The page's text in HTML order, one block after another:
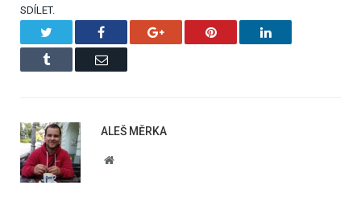
SDÍLET.
Facebook Google+ Pinterest LinkedIn
Tumblr Email
ALEŠ MĚRKA
Website